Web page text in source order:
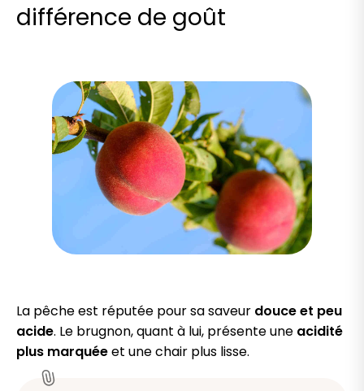
différence de goût
La pêche est réputée pour sa saveur douce et peu
acide. Le brugnon, quant à lui, présente une acidité
plus marquéeet une chair plus lisse.